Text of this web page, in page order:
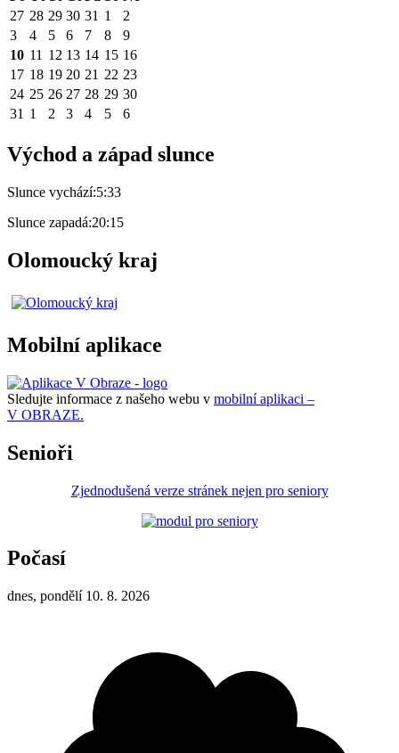
27 28 29 30 31 1
2
3
4 5 6 7 8
9
10 11 12 13 14 15 16
17 18 19 20 21 22 23
24 25 26 27 28 29 30
31 1 2 3 4 5 6
Východ a západ slunce
Slunce vychází:5:33
Slunce zapadá:20:15
Olomoucký kraj
Mobilní aplikace
Sledujte informace z našeho webu v mobilní aplikaci –
V OBRAZE.
Senioři
Zjednodušená verze stránek nejen pro seniory
Počasí
dnes, pondělí 10. 8. 2026